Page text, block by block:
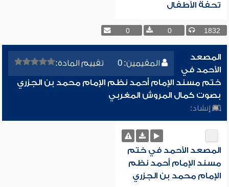
تحفة الأطفال
1832
0
0
المقيمين: 0 تقييم المادة:
المصعد
الأحمد في
ختم مسند الإمام أحمد نظم الإمام محمد بن الجزري
بصوت كمال المروش المغربي
إنشاد:
المصعد الأحمد في ختم
مسند الإمام أحمد نظم
الإمام محمد بن الجزري